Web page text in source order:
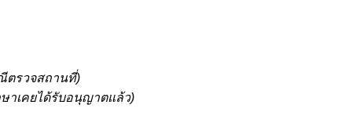
ตรวจสถานที่)
าเคยได้รับอนุญาตแล้ว)